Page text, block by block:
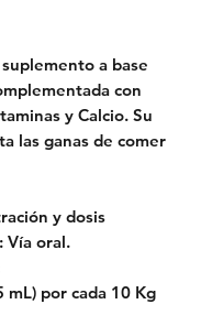
a base
con
y Calcio. Su
las ganas de comer
y dosis
Vía oral.
mL) por cada 10 Kg